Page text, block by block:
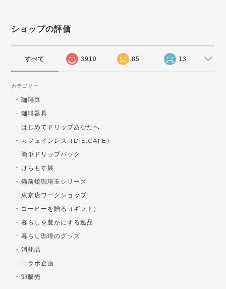
ショップの評価
すべて 3910 85 13
カテゴリー
珈琲豆
珈琲器具
はじめてドリップあなたへ
カフェインレス（D.E.CAFE）
簡単ドリップパック
けらもす展
備前焼珈琲玉シリーズ
東京店ワークショップ
コーヒーを贈る（ギフト）
暮らしを豊かにする逸品
暮らし珈琲のグッズ
消耗品
コラボ企画
卸販売